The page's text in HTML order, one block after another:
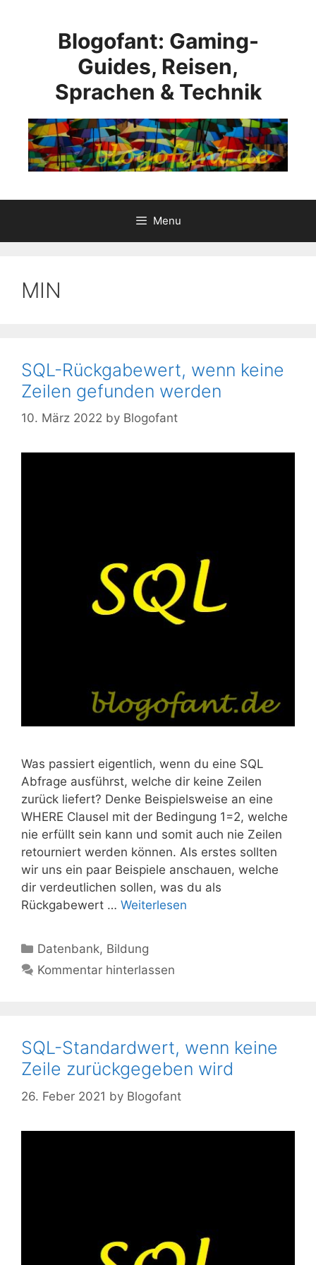
Blogofant: Gaming-
Guides, Reisen,
Sprachen & Technik
Menu
MIN
SQL-Rückgabewert, wenn keine
Zeilen gefunden werden
10. März 2022 by Blogofant
Was passiert eigentlich, wenn du eine SQL
Abfrage ausführst, welche dir keine Zeilen
zurück liefert? Denke Beispielsweise an eine
WHERE Clausel mit der Bedingung 1=2, welche
nie erfüllt sein kann und somit auch nie Zeilen
retourniert werden können. Als erstes sollten
wir uns ein paar Beispiele anschauen, welche
dir verdeutlichen sollen, was du als
Rückgabewert … Weiterlesen
Kategorien
Datenbank, Bildung
Kommentar hinterlassen
SQL-Standardwert, wenn keine
Zeile zurückgegeben wird
26. Feber 2021 by Blogofant